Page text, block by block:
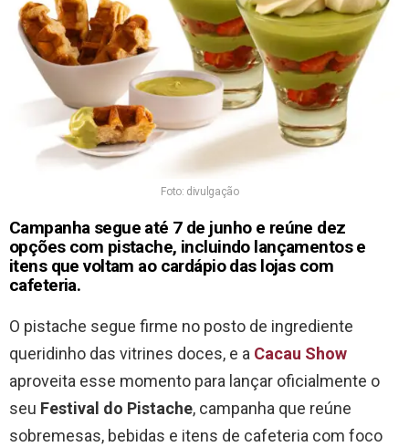
Foto: divulgação
Campanha segue até 7 de junho e reúne dez
opções com pistache, incluindo lançamentos e
itens que voltam ao cardápio das lojas com
cafeteria.
O pistache segue firme no posto de ingrediente
queridinho das vitrines doces, e a Cacau Show
aproveita esse momento para lançar oficialmente o
seu Festival do Pistache, campanha que reúne
sobremesas, bebidas e itens de cafeteria com foco